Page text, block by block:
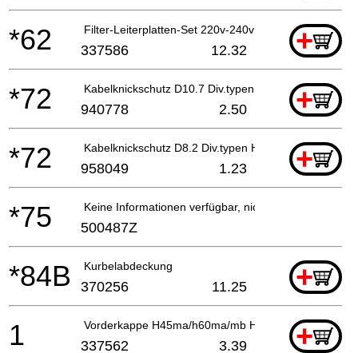
Filter-Leiterplatten-Set 220v-240v +
*62 337586 12.32
Kabelknickschutz D10.7 Div.typen, Cm9by, H41mb, G
+
*72 940778 2.50
Kabelknickschutz D8.2 Div.typen H41mb, G23ss
+
*72 958049 1.23
Keine Informationen verfügbar, nicht bestellbar
*75 500487Z
Kurbelabdeckung +
*84B 370256 11.25
Vorderkappe H45ma/h60ma/mb H45mr +
1 337562 3.39